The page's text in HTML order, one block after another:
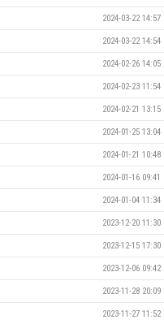
2024-03-22 14:57
2024-03-22 14:54
2024-02-26 14:05
2024-02-23 11:54
2024-02-21 13:15
2024-01-25 13:04
2024-01-21 10:48
2024-01-16 09:41
2024-01-04 11:34
2023-12-20 11:30
2023-12-15 17:30
2023-12-06 09:42
2023-11-28 20:09
2023-11-27 11:52